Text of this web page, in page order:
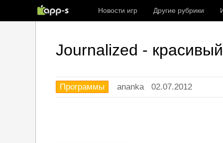
Новости игр Другие рубрики
Journalized -
Программы ananka 02.07.2012